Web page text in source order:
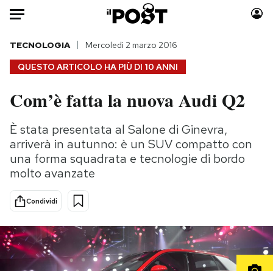
Auto
HOME
Italia
Politica
Internet
Scienza
Cultura
Economia
Sport
Moda
Consumismi
Storie/Idee
Altrecose
Mondiali calcio 2026
QUESTO ARTICOLO HA PIÙ DI 10 ANNI
TECNOLOGIA Mercoledì 2 marzo 2016
Com’è fatta la nuova Audi Q2
È stata presentata al Salone di Ginevra,
arriverà in autunno: è un SUV compatto con
una forma squadrata e tecnologie di bordo
molto avanzate
Condividi